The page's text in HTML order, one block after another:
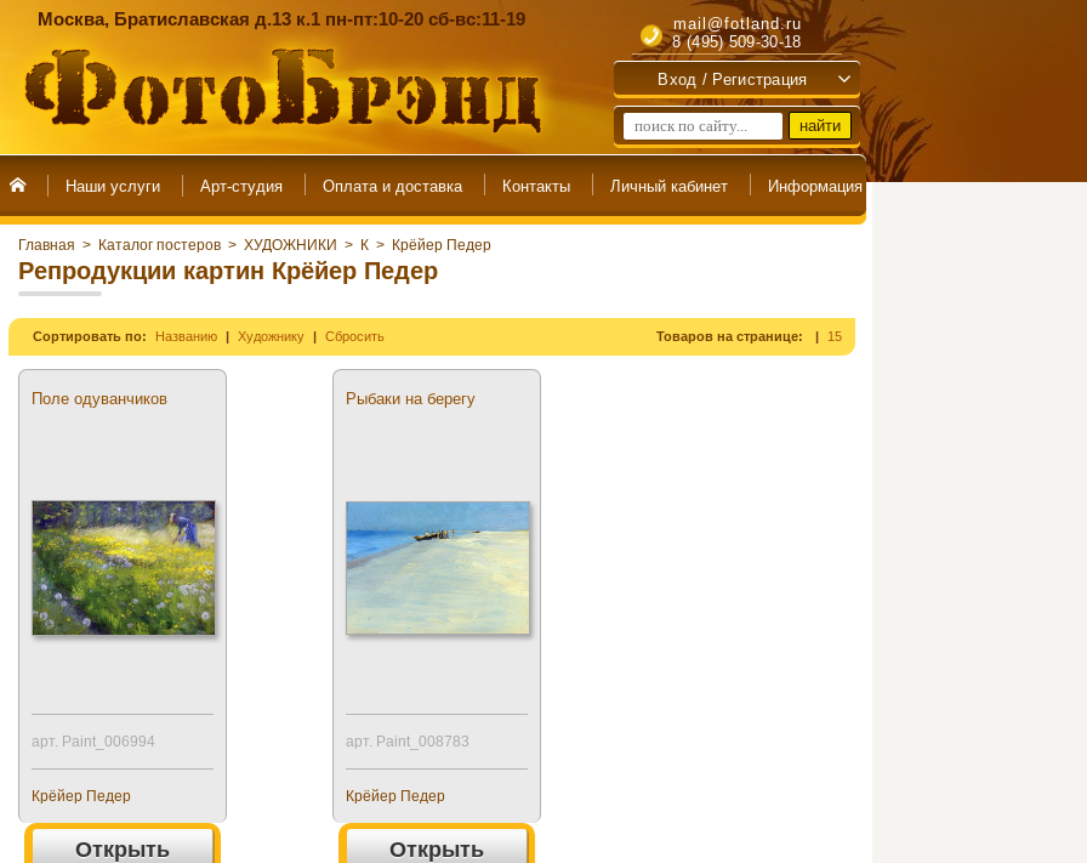
Москва, Братиславская д.13 к.1 пн-пт:10-20 сб-вс:11-19
mail@fotland.ru
8 (495) 509-30-18
Вход / Регистрация
Наши услуги Арт-студия
Главная > Каталог постеров > ХУДОЖНИКИ > К > Крёйер Педер
Репродукции картин Крёйер Педер
Сортировать по: Названию Художнику Сбросить Товаров на странице: 15
Поле одуванчиков
арт. Paint_006994
Крёйер Педер
Открыть
Рыбаки на берегу
арт. Paint_008783
Крёйер Педер
Открыть